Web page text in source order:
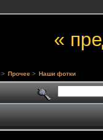
«
> Прочее > Наши фотки